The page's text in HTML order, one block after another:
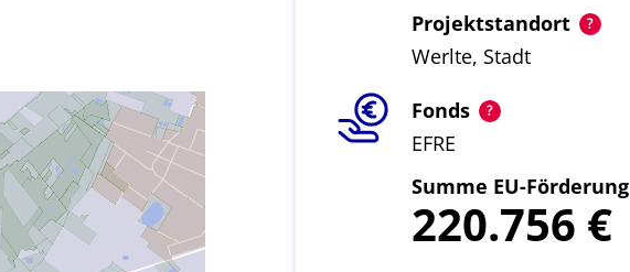
Projektstandort
Werlte, Stadt
Fonds
EFRE
Summe EU-Förderung
220.756